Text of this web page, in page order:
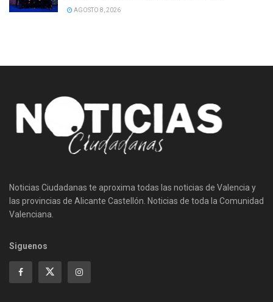
AGOSTO 8, 2026
Noticias Ciudadanas te aproxima todas las noticias de Valencia y
las provincias de Alicante Castellón. Noticias de toda la Comunidad
Valenciana.
Siguenos